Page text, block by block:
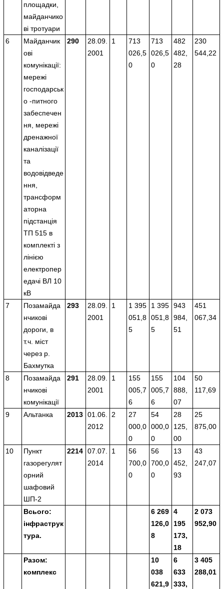
площадки,
майданчико
ві тротуари
6
Майданчик
ові
комунікації:
мережі
господарськ
о -питного
забеспечен
ня, мережі
дренажної
каналізації
та
водовідведе
ння,
трансформ
аторна
підстанція
ТП 515 в
комплекті з
лінією
електропер
едачі ВЛ 10
кВ
290
28.09.
2001
1
713
026,5
0
713
026,5
0
482
482,
28
230
544,22
7
Позамайда
нчикові
дороги, в
т.ч. міст
через р.
Бахмутка
293
28.09.
2001
1
1 395
051,8
5
1 395
051,8
5
943
984,
51
451
067,34
8
Позамайда
нчикові
комунікації
291
28.09.
2001
1
155
005,7
6
155
005,7
6
104
888,
07
50
117,69
9 Альтанка 2013 01.06.
2012
2
27
000,0
0
54
000,0
0
28
125,
00
25
875,00
10
Пункт
газорегулят
орний
шафовий
ШП-2
2214 07.07.
2014
1
56
700,0
0
56
700,0
0
13
452,
93
43
247,07
Всього:
інфраструк
тура.
6 269
126,0
8
4
195
173,
18
2 073
952,90
Разом:
комплекс
10
038
621,9
6
633
333,
3 405
288,01